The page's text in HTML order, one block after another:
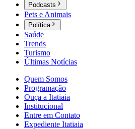
Podcasts
Pets e Animais
Política
Saúde
Trends
Turismo
Últimas Notícias
Quem Somos
Programação
Ouça a Itatiaia
Institucional
Entre em Contato
Expediente Itatiaia